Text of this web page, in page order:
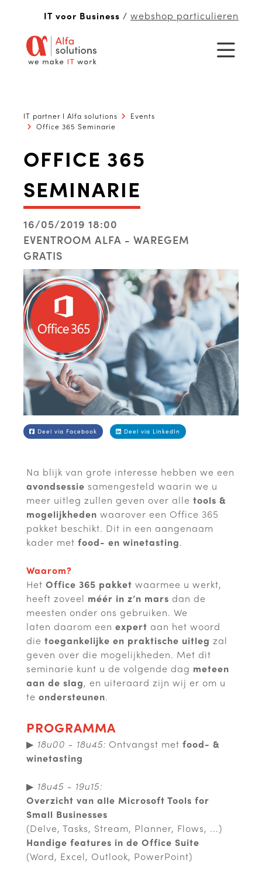
IT voor Business / webshop particulieren
IT partner I Alfa solutions
Events
Office 365 Seminarie
OFFICE 365
SEMINARIE
16/05/2019 18:00
EVENTROOM ALFA - WAREGEM
GRATIS
Deel via Facebook Deel via LinkedIn
Na blijk van grote interesse hebben we een
avondsessie samengesteld waarin we u
meer uitleg zullen geven over alle tools &
mogelijkheden waarover een Office 365
pakket beschikt. Dit in een aangenaam
kader met food- en winetasting.
Waarom?
Het Office 365 pakket waarmee u werkt,
heeft zoveel méér in z’n mars dan de
meesten onder ons gebruiken. We
laten daarom een expert aan het woord
die toegankelijke en praktische uitleg zal
geven over die mogelijkheden. Met dit
seminarie kunt u de volgende dag meteen
aan de slag, en uiteraard zijn wij er om u
te ondersteunen.
PROGRAMMA
▶ 18u00 - 18u45: Ontvangst met food- &
winetasting
▶ 18u45 - 19u15:
Overzicht van alle Microsoft Tools for
Small Businesses
(Delve, Tasks, Stream, Planner, Flows, ...)
Handige features in de Office Suite
(Word, Excel, Outlook, PowerPoint)